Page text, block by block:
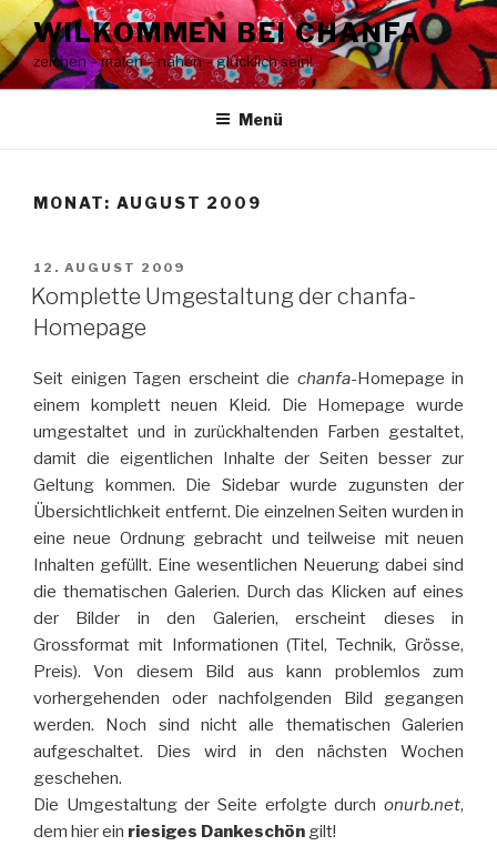
Zum
Inhalt
springen
WILKOMMEN BEI CHANFA
zeichen – malen – nähen – glücklich sein!
Menü
MONAT: AUGUST 2009
VERÖFFENTLICHT
AM
12. AUGUST 2009
Komplette Umgestaltung der chanfa-
Homepage
Seit einigen Tagen erscheint die chanfa-Homepage in
einem komplett neuen Kleid. Die Homepage wurde
umgestaltet und in zurückhaltenden Farben gestaltet,
damit die eigentlichen Inhalte der Seiten besser zur
Geltung kommen. Die Sidebar wurde zugunsten der
Übersichtlichkeit entfernt. Die einzelnen Seiten wurden in
eine neue Ordnung gebracht und teilweise mit neuen
Inhalten gefüllt. Eine wesentlichen Neuerung dabei sind
die thematischen Galerien. Durch das Klicken auf eines
der Bilder in den Galerien, erscheint dieses in
Grossformat mit Informationen (Titel, Technik, Grösse,
Preis). Von diesem Bild aus kann problemlos zum
vorhergehenden oder nachfolgenden Bild gegangen
werden. Noch sind nicht alle thematischen Galerien
aufgeschaltet. Dies wird in den nächsten Wochen
geschehen.
Die Umgestaltung der Seite erfolgte durch onurb.net,
dem hier ein riesiges Dankeschön gilt!